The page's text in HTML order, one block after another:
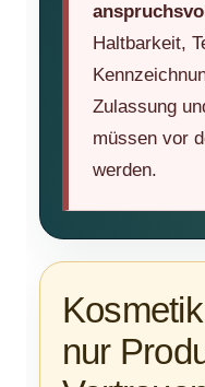
Haltbarkeit,
Zulassung
müssen vor
werden.
nur